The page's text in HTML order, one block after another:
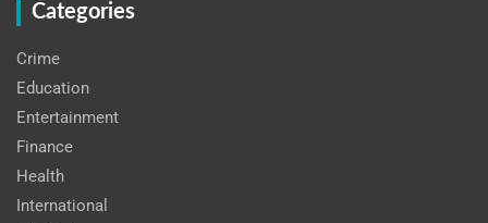
Categories
Crime
Education
Entertainment
Finance
Health
International